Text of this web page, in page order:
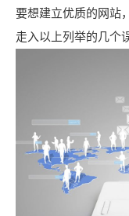
要想建立优质的网站
走入以上列举的几个